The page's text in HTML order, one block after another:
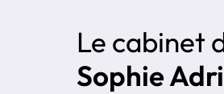
Le cabinet
Sophie